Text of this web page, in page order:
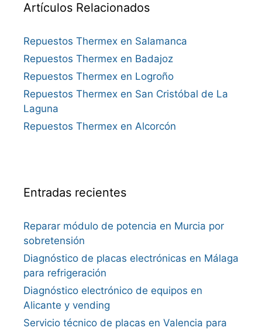
Artículos Relacionados
Repuestos Thermex en Salamanca
Repuestos Thermex en Badajoz
Repuestos Thermex en Logroño
Repuestos Thermex en San Cristóbal de La
Laguna
Repuestos Thermex en Alcorcón
Entradas recientes
Reparar módulo de potencia en Murcia por
sobretensión
Diagnóstico de placas electrónicas en Málaga
para refrigeración
Diagnóstico electrónico de equipos en
Alicante y vending
Servicio técnico de placas en Valencia para